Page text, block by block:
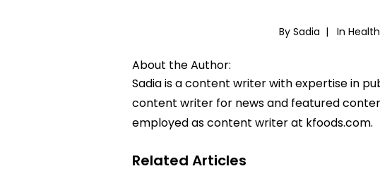
By Sadia | In
About the Author:
Sadia is a content writer with expertise in
content writer for news and featured
employed as content writer at kfoods.com.
Related Articles